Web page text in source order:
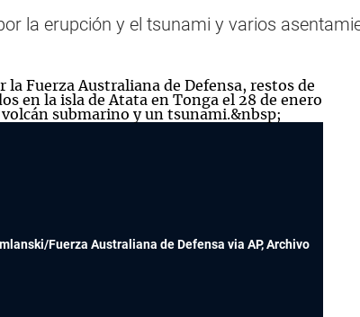
la erupción y el tsunami y varios
Fuerza Australiana de Defensa via AP, Archivo